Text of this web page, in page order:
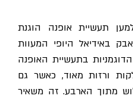
תעשיית אופנה הוגנת
היופי המעוות
79.9% מהדוגמניות בתעשיית האופנה
ורזות מאוד, כאשר גם
מתוך הארבע. זה משאיר